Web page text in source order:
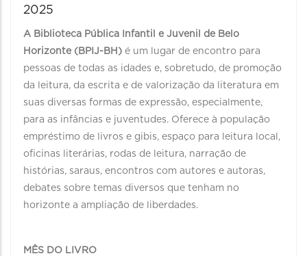
2025
A Biblioteca Pública Infantil e Juvenil de Belo
Horizonte (BPIJ-BH) é um lugar de encontro para
pessoas de todas as idades e, sobretudo, de promoção
da leitura, da escrita e de valorização da literatura em
suas diversas formas de expressão, especialmente,
para as infâncias e juventudes. Oferece à população
empréstimo de livros e gibis, espaço para leitura local,
oficinas literárias, rodas de leitura, narração de
histórias, saraus, encontros com autores e autoras,
debates sobre temas diversos que tenham no
horizonte a ampliação de liberdades.
MÊS DO LIVRO